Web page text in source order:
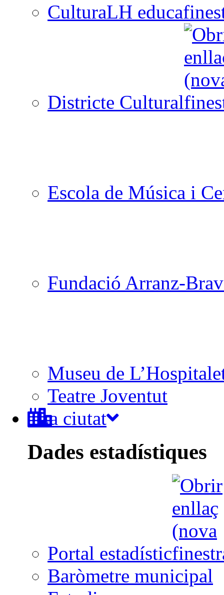
CulturaLH educa
Districte Cultural
Escola de Música i
Fundació Arranz-
Museu de
Teatre Joventut
La ciutat
Dades estadístiques
Portal estadístic
Baròmetre municipal